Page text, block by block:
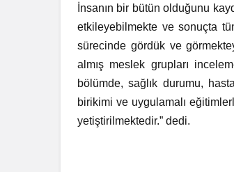
İnsanın bir bütün olduğunu
etkileyebilmekte ve sonuçta
sürecinde gördük ve
almış meslek grupları
bölümde, sağlık durumu,
birikimi ve uygulamalı
yetiştirilmektedir.” dedi.